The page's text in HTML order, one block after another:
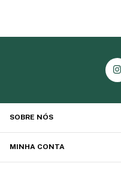
SOBRE NÓS
MINHA CONTA